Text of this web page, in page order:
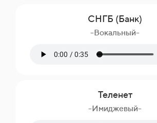
СНГБ (Банк)
-Вокальный-
Теленет
-Имиджевый-